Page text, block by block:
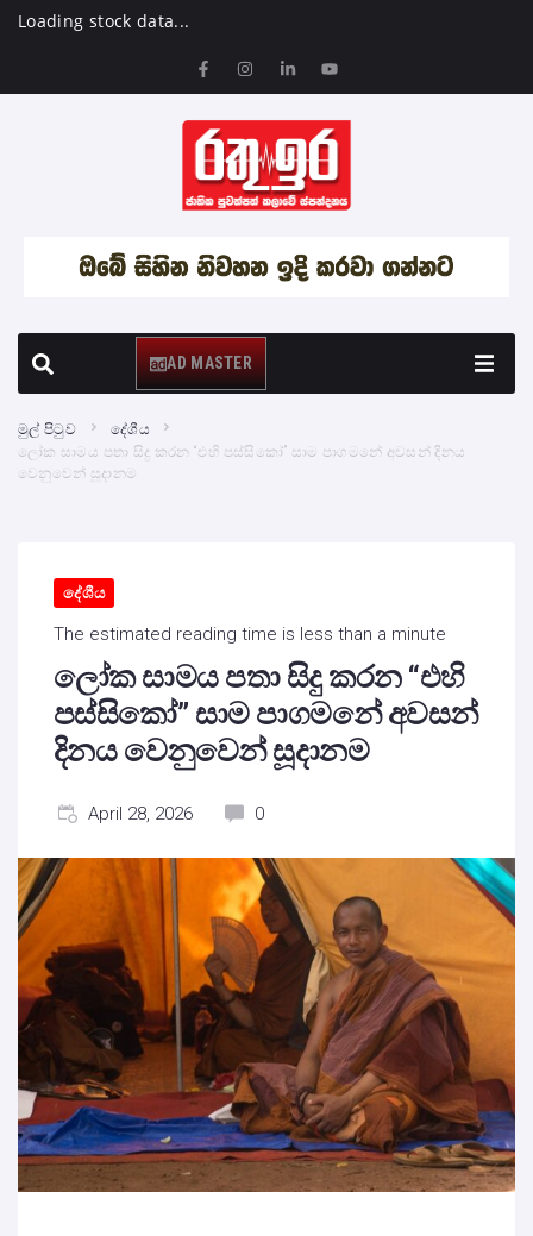
Loading stock data...
AD MASTER
මුල් පිටුව
දේශීය
ලෝක සාමය පතා සිදු කරන “එහි පස්සිකෝ” සාම පාගමනේ අවසන් දිනය
වෙනුවෙන් සූදානම
දේශීය
The estimated reading time is less than a minute
ලෝක සාමය පතා සිදු කරන “එහි
පස්සිකෝ” සාම පාගමනේ අවසන්
දිනය වෙනුවෙන් සූදානම
April 28, 2026 0